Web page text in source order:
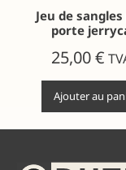
Jeu de
porte
25,00€
Ajouter au